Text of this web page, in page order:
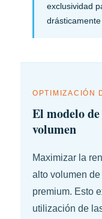
exclusividad
OPTIMIZACIÓN
El modelo
volumen
Maximizar la
alto volumen
premium. Esto
utilización de